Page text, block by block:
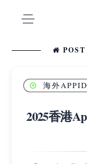
POST
海外APPID
2025香港